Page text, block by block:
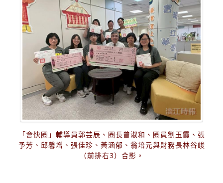
「會快圈」輔導員郭芸辰、圈長曾淑和、圈員劉玉霞、張
予芳、邱馨增、張佳珍、黃涵郁、翁培元與財務長林谷峻
（前排右3）合影。